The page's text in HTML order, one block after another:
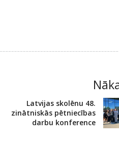
Latvijas skolēnu 48.
zinātniskās pētniecības
darbu konference